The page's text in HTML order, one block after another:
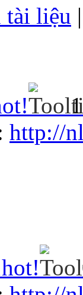
tài liệu
http://
hot!